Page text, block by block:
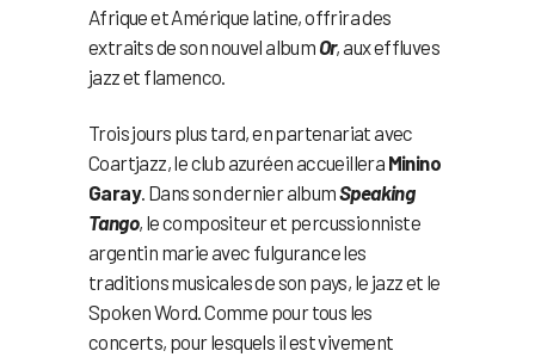
Afrique et Amérique latine, offrira des
extraits de son nouvel album Or, aux effluves
jazz et flamenco.
Trois jours plus tard, en partenariat avec
Coartjazz, le club azuréen accueillera Minino
Garay. Dans son dernier albumSpeaking
Tango, le compositeur et percussionniste
argentin marie avec fulgurance les
traditions musicales de son pays, le jazz et le
Spoken Word. Comme pour tous les
concerts, pour lesquels il est vivement